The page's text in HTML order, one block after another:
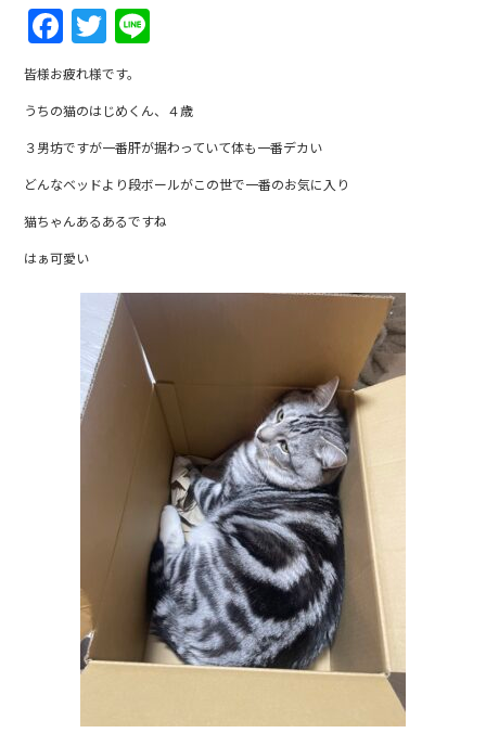
F
a
c
e
b
o
o
k
T
w
itt
er
皆様お疲れ様です。
うちの猫のはじめくん、４歳
３男坊ですが一番肝が据わっていて体も一番デカい
どんなベッドより段ボールがこの世で一番のお気に入り
猫ちゃんあるあるですね
はぁ可愛い